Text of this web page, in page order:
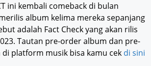
ini kembali comeback di bulan
album kelima mereka sepanjang
adalah Fact Check yang akan rilis
Tautan pre-order album dan pre-
di platform musik bisa kamu cek di sini